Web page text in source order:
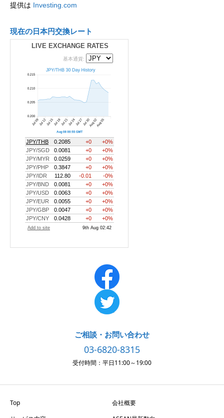
提供は Investing.com
現在の日本円交換レート
LIVE EXCHANGE RATES
ご相談・お問い合わせ
03-6820-8315
受付時間：平日11:00～19:00
Top
会社概要